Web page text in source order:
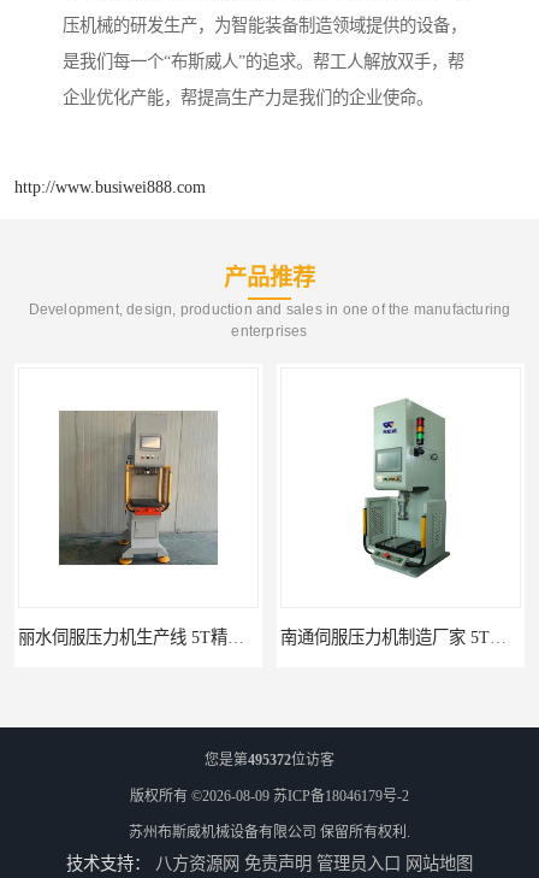
压机械的研发生产，为智能装备制造领域提供的设备，
是我们每一个“布斯威人”的追求。帮工人解放双手，帮
企业优化产能，帮提高生产力是我们的企业使命。
http://www.busiwei888.com
产品推荐
Development, design, production and sales in one of the manufacturing
enterprises
南通伺服压力机制造厂家 5T精密伺服压力机 布斯威机械设备 池州伺服压力机生产线 5T精密伺服压力机 布斯威机械设备
您是第495372位访客
版权所有 ©2026-08-09 苏ICP备18046179号-2
苏州布斯威机械设备有限公司 保留所有权利.
技术支持： 八方资源网 免责声明 管理员入口 网站地图